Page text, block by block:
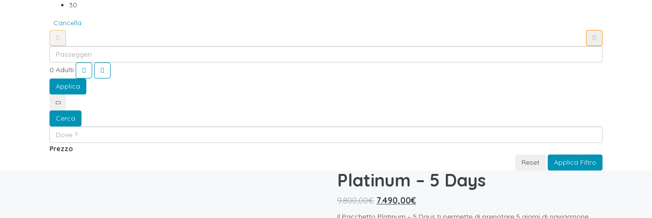
30
Cancella
0 Adulti
Applica
Cerca
Prezzo
Reset
Applica Filtro
Platinum – 5 Days
9.800,00€ 7.490,00€